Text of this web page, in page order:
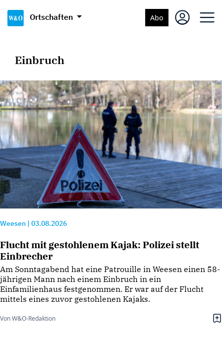
Ortschaften Abo
Einbruch
Weesen 03.08.2026
Flucht mit gestohlenem Kajak: Polizei stellt
Einbrecher
Am Sonntagabend hat eine Patrouille in Weesen einen 58-
jährigen Mann nach einem Einbruch in ein
Einfamilienhaus festgenommen. Er war auf der Flucht
mittels eines zuvor gestohlenen Kajaks.
Von W&O-Redaktion